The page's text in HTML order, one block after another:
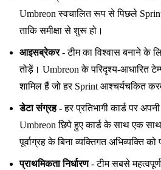
Umbreon स्वचालित रूप से पिछले
ताकि समीक्षा से शुरू हो।
आइसब्रेकर- टीम का विश्वास बनाने के
तोड़ें। Umbreon के परिदृश्य-आधारित
शामिल हैं जो हर Sprint आश्चर्यचकित
डेटा संग्रह- हर प्रतिभागी कार्ड पर
Umbreon छिपे हुए कार्ड के साथ एक
पूर्वाग्रह के बिना व्यक्तिगत अभिव्यक्ति को
प्राथमिकता निर्धारण- टीम सबसे